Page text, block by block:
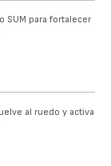
SUM para fortalecer
al ruedo y activa